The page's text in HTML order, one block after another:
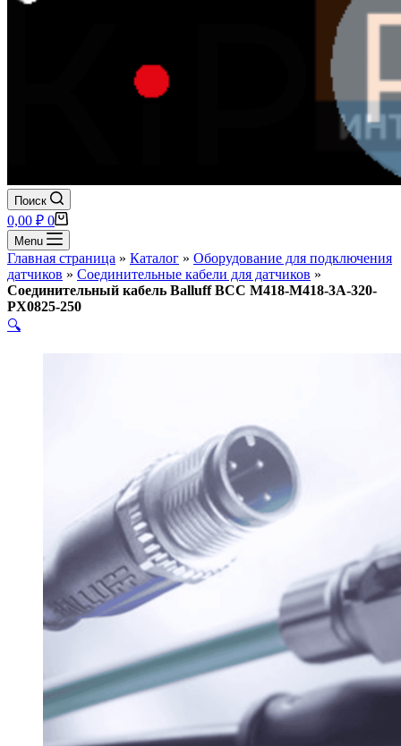
Поиск
Корзина
0,00 ₽ 0
Menu
Главная страница » Каталог » Оборудование для подключения
датчиков » Соединительные кабели для датчиков »
Соединительный кабель Balluff BCC M418-M418-3A-320-
PX0825-250
🔍